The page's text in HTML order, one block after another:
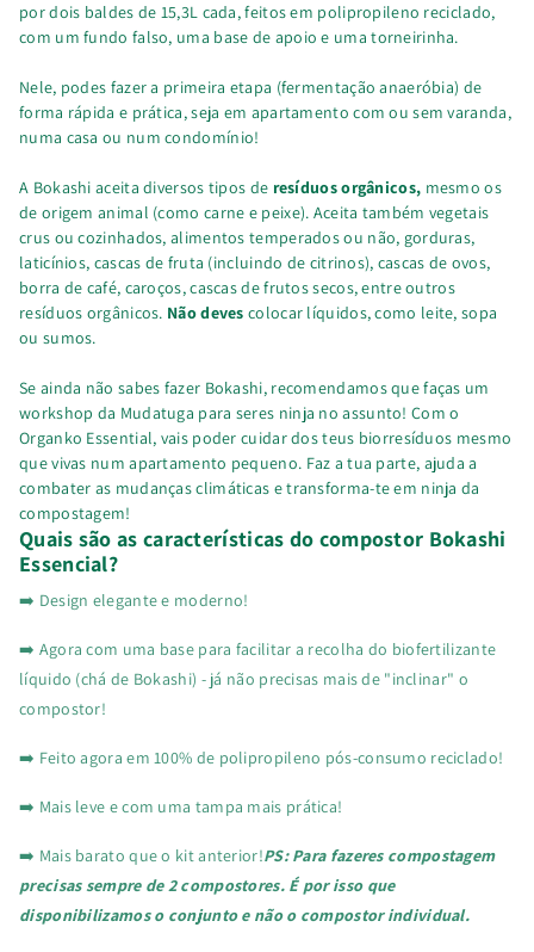
por dois baldes de 15,3L cada, feitos em polipropileno reciclado,
com um fundo falso, uma base de apoio e uma torneirinha.
Nele, podes fazer a primeira etapa (fermentação anaeróbia) de
forma rápida e prática, seja em apartamento com ou sem varanda,
numa casa ou num condomínio!
A Bokashi aceita diversos tipos de resíduos orgânicos, mesmo os
de origem animal (como carne e peixe). Aceita também vegetais
crus ou cozinhados, alimentos temperados ou não, gorduras,
laticínios, cascas de fruta (incluindo de citrinos), cascas de ovos,
borra de café, caroços, cascas de frutos secos, entre outros
resíduos orgânicos. Não deves colocar líquidos, como leite, sopa
ou sumos.
Se ainda não sabes fazer Bokashi, recomendamos que faças um
workshop da Mudatuga para seres ninja no assunto! Com o
Organko Essential, vais poder cuidar dos teus biorresíduos mesmo
que vivas num apartamento pequeno. Faz a tua parte, ajuda a
combater as mudanças climáticas e transforma-te em ninja da
compostagem!
Quais são as características do compostor Bokashi
Essencial?
➡️ Design elegante e moderno!
➡️ Agora com uma base para facilitar a recolha do biofertilizante
líquido (chá de Bokashi) - já não precisas mais de "inclinar" o
compostor!
➡️ Feito agora em 100% de polipropileno pós-consumo reciclado!
➡️ Mais leve e com uma tampa mais prática!
➡️ Mais barato que o kit anterior!PS: Para fazeres compostagem
precisas sempre de 2 compostores. É por isso que
disponibilizamos o conjunto e não o compostor individual.